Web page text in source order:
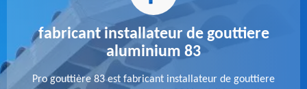
fabricant installateur de gouttiere
aluminium 83
Pro gouttière 83 est fabricant installateur de gouttiere